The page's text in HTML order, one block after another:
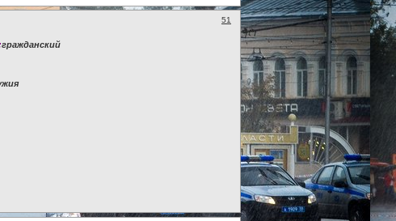
51
гражданский